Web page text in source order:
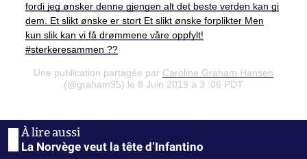
fordi jeg ønsker denne gjengen alt det beste verden kan gi
dem. Et slikt ønske er stort Et slikt ønske forplikter Men
kun slik kan vi få drømmene våre oppfylt!
#sterkeresammen ??
Une publication partagée par Caroline Graham Hansen
(@graham95) le 8 Juin 2019 à 3 :06 PDT
La Norvège veut la tête d’Infantino